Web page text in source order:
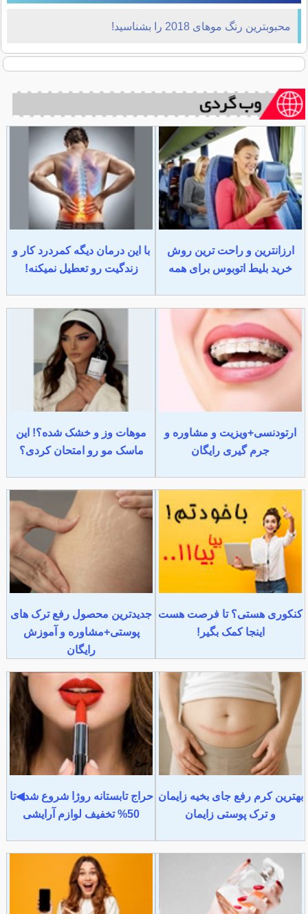
محبوبترین رنگ موهای 2018 را بشناسید!
ارزانترین و راحت ترین روش
خرید بلیط اتوبوس برای همه
با این درمان دیگه کمردرد کار و
زندگیت رو تعطیل نمیکنه!
ارتودنسی+ویزیت و مشاوره و
جرم گیری رایگان
موهات وز و خشک شده؟! این
ماسک مو رو امتحان کردی؟
کنکوری هستی؟ تا فرصت هست
اینجا کمک بگیر!
جدیدترین محصول رفع ترک های
پوستی+مشاوره و آموزش
رایگان
بهترین کرم رفع جای بخیه زایمان
و ترک پوستی زایمان
حراج تابستانه روژا شروع شد◀تا
50% تخفیف لوازم آرایشی